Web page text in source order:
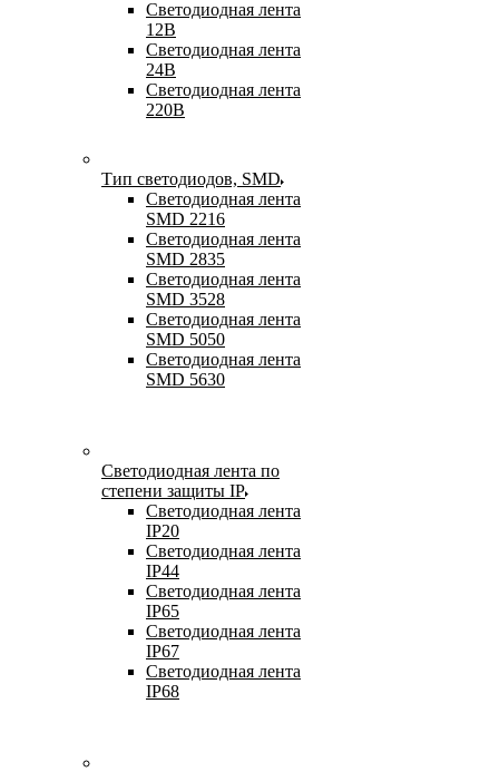
Светодиодная лента
12В
Светодиодная лента
24В
Светодиодная лента
220В
Тип светодиодов, SMD
Cветодиодная лента
SMD 2216
Светодиодная лента
SMD 2835
Светодиодная лента
SMD 3528
Светодиодная лента
SMD 5050
Светодиодная лента
SMD 5630
Светодиодная лента по
степени защиты IP
Светодиодная лента
IP20
Светодиодная лента
IP44
Светодиодная лента
IP65
Светодиодная лента
IP67
Светодиодная лента
IP68